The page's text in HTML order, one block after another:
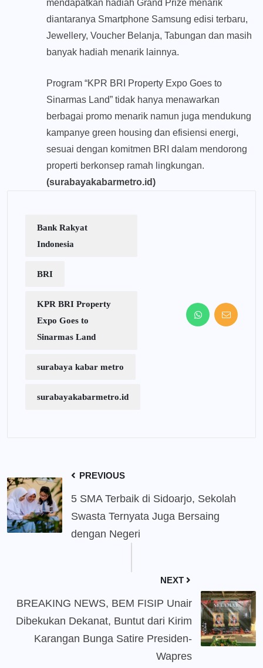
mendapatkan hadiah Grand Prize menarik
diantaranya Smartphone Samsung edisi terbaru,
Jewellery, Voucher Belanja, Tabungan dan masih
banyak hadiah menarik lainnya.
Program “KPR BRI Property Expo Goes to
Sinarmas Land” tidak hanya menawarkan
berbagai promo menarik namun juga mendukung
kampanye green housing dan efisiensi energi,
sesuai dengan komitmen BRI dalam mendorong
properti berkonsep ramah lingkungan.
(surabayakabarmetro.id)
Bank Rakyat
Indonesia
BRI
KPR BRI Property
Expo Goes to
Sinarmas Land
surabaya kabar metro
surabayakabarmetro.id
PREVIOUS
5 SMA Terbaik di Sidoarjo, Sekolah
Swasta Ternyata Juga Bersaing
dengan Negeri
NEXT
BREAKING NEWS, BEM FISIP Unair
Dibekukan Dekanat, Buntut dari Kirim
Karangan Bunga Satire Presiden-
Wapres